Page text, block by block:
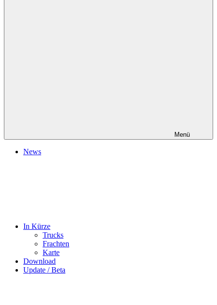
Menü
News
In Kürze
Trucks
Frachten
Karte
Download
Update / Beta